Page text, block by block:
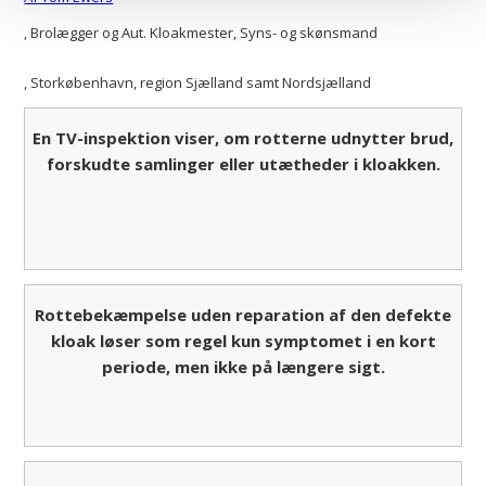
, Brolægger og Aut. Kloakmester, Syns- og skønsmand
, Storkøbenhavn, region Sjælland samt Nordsjælland
En TV-inspektion viser, om rotterne udnytter brud,
forskudte samlinger eller utætheder i kloakken.
Rottebekæmpelse uden reparation af den defekte
kloak løser som regel kun symptomet i en kort
periode, men ikke på længere sigt.